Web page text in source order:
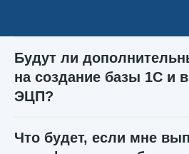
Будут ли
на создание базы 1С и
ЭЦП?
Что будет, если мне